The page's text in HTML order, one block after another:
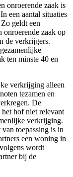
onroerende zaak is
een aantal situaties
geldt een
onroerende zaak op
de verkrijgers.
ten minste 40 en
verkrijging alleen
tezamen en
De
hof niet relevant
verkrijging.
toepassing is in
een woning in
wordt
bij de